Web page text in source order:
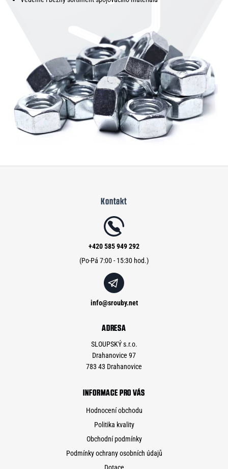
Kontakt
info@srouby.net
+420 585 949 292
ADRESA
SLOUPSKÝ s.r.o.
Drahanovice 97
783 43 Drahanovice
INFORMACE PRO VÁS
Hodnocení obchodu
Politika kvality
Obchodní podmínky
Podmínky ochrany osobních údajů
Dotace